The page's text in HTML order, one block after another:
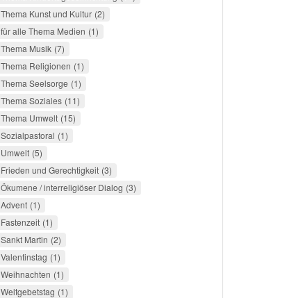
Thema Kunst und Kultur 2
für alle Thema Medien 1
Thema Musik 7
Thema Religionen 1
Thema Seelsorge 1
Thema Soziales 11
Thema Umwelt 15
Sozialpastoral 1
Umwelt 5
Frieden und Gerechtigkeit 3
Ökumene / interreligiöser Dialog 3
Advent 1
Fastenzeit 1
Sankt Martin 2
Valentinstag 1
Weihnachten 1
Weltgebetstag 1